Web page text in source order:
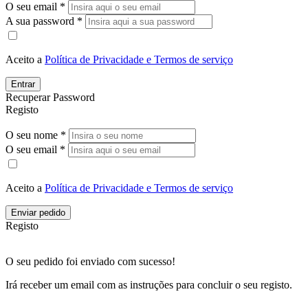
O seu email *
A sua password *
Aceito a Política de Privacidade e Termos de serviço
Entrar
Recuperar Password
Registo
O seu nome *
O seu email *
Aceito a Política de Privacidade e Termos de serviço
Enviar pedido
Registo
O seu pedido foi enviado com sucesso!
Irá receber um email com as instruções para concluir o seu registo.